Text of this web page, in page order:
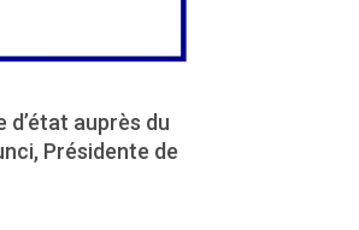
d’état auprès du
Présidente de